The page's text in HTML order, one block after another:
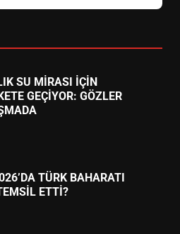
GEÇİYOR: GÖZLER
TÜRK BAHARATI
ETTİ?
KRİTİK ATAMA:
NE